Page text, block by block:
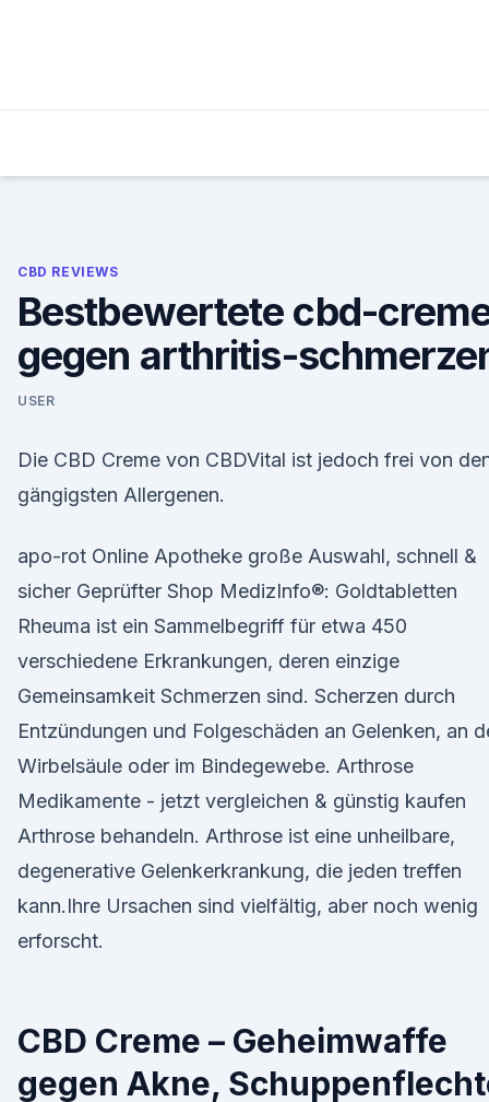
CBD REVIEWS
Bestbewertete cbd-
gegen arthritis-
USER
Die CBD Creme von CBDVital ist jedoch frei von
gängigsten Allergenen.
apo-rot Online Apotheke große Auswahl, schnell &
sicher Geprüfter Shop MedizInfo®: Goldtabletten
Rheuma ist ein Sammelbegriff für etwa 450
verschiedene Erkrankungen, deren einzige
Gemeinsamkeit Schmerzen sind. Scherzen durch
Entzündungen und Folgeschäden an Gelenken, an
Wirbelsäule oder im Bindegewebe. Arthrose
Medikamente - jetzt vergleichen & günstig kaufen
Arthrose behandeln. Arthrose ist eine unheilbare,
degenerative Gelenkerkrankung, die jeden treffen
kann.Ihre Ursachen sind vielfältig, aber noch wenig
erforscht.
CBD Creme – Geheimwaffe
gegen Akne,